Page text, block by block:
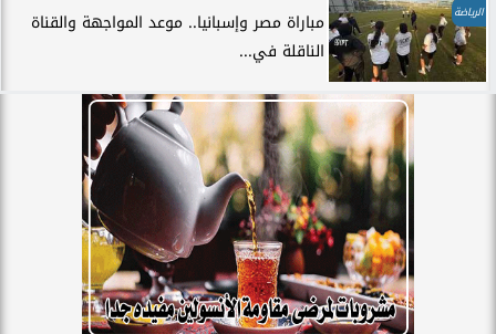
الرياضة
مباراة مصر وإسبانيا.. موعد المواجهة والقناة
الناقلة في...